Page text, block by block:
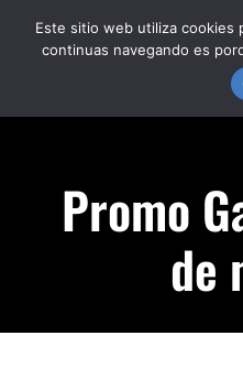
DÓNDE ESTAMOS
Promo
de
Este sitio web utiliza cookies
continuas navegando es